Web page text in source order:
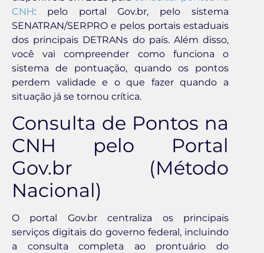
CNH: pelo portal Gov.br, pelo sistema
SENATRAN/SERPRO e pelos portais estaduais
dos principais DETRANs do país. Além disso,
você vai compreender como funciona o
sistema de pontuação, quando os pontos
perdem validade e o que fazer quando a
situação já se tornou crítica.
Consulta de Pontos na
CNH pelo Portal
Gov.br (Método
Nacional)
O portal Gov.br centraliza os principais
serviços digitais do governo federal, incluindo
a consulta completa ao prontuário do